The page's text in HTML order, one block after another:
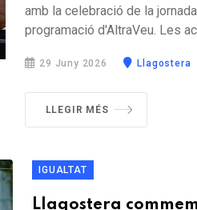
amb la celebració de la
programació d'AltraVeu. Les
29 Juny 2026 Llagostera
LLEGIR MÉS
IGUALTAT
Llagostera